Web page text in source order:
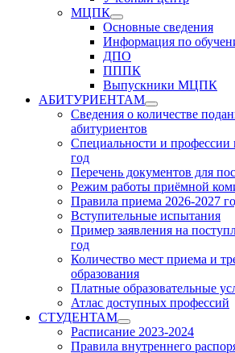
МЦПК
Show
sub
menu
Основные сведения
Информация по
ДПО
ПППК
Выпускники МЦПК
АБИТУРИЕНТАМ
Show
sub
Сведения о количестве
абитуриентов
Специальности и профессии
год
Перечень документов для
Режим работы приёмной
Правила приема 2026-2027
Вступительные испытания
Пример заявления на
год
Количество мест приема и
образования
Платные образовательные
Атлас доступных профессий
СТУДЕНТАМ
Show
sub
Расписание 2023-2024
Правила внутреннего